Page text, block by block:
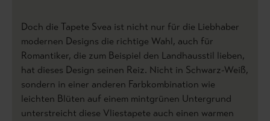
Doch die Tapete Svea ist nicht nur für die Liebhaber
modernen Designs die richtige Wahl, auch für
Romantiker, die zum Beispiel den Landhausstil lieben,
hat dieses Design seinen Reiz. Nicht in Schwarz-Weiß,
sondern in einer anderen Farbkombination wie
leichten Blüten auf einem mintgrünen Untergrund
unterstreicht diese Vliestapete auch einen warmen